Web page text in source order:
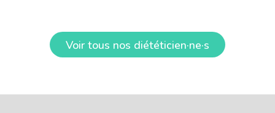
Voir tous nos diététicien·ne·s